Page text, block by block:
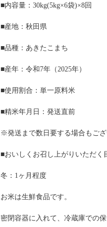
■内容量：30kg(5kg×6袋)×8回
■産地：秋田県
■品種：あきたこまち
■産年：令和7年（2025年）
■使用割合：単一原料米
■精米年月日：発送直前
※発送まで数日要する場合もござ
■おいしくお召し上がりいただく
冬：1ヶ月程度
お米は生鮮食品です。
密閉容器に入れて、冷蔵庫での保